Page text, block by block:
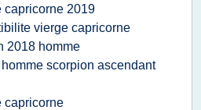
capricorne 2019
vierge capricorne
2018 homme
scorpion ascendant
capricorne